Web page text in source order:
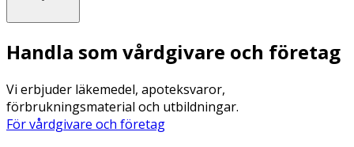
Handla som vårdgivare och företag
Vi erbjuder läkemedel, apoteksvaror,
förbrukningsmaterial och utbildningar.
För vårdgivare och företag